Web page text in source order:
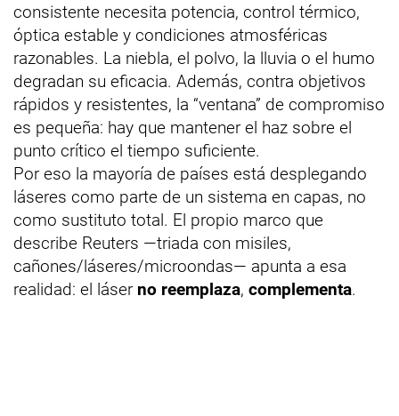
consistente necesita potencia, control térmico,
óptica estable y condiciones atmosféricas
razonables. La niebla, el polvo, la lluvia o el humo
degradan su eficacia. Además, contra objetivos
rápidos y resistentes, la “ventana” de compromiso
es pequeña: hay que mantener el haz sobre el
punto crítico el tiempo suficiente.
Por eso la mayoría de países está desplegando
láseres como parte de un sistema en capas, no
como sustituto total. El propio marco que
describe Reuters —triada con misiles,
cañones/láseres/microondas— apunta a esa
realidad: el láser no reemplaza, complementa.